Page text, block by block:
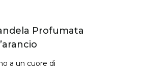
Profumata
a un cuore di